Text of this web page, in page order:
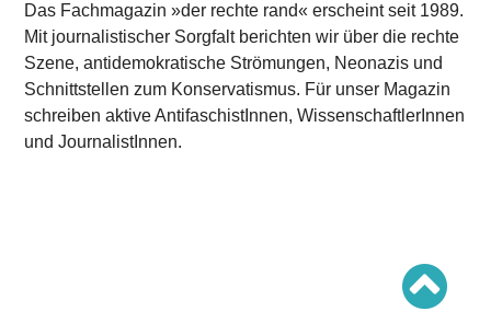
Ausgaben Übersicht
Ausgabe 221
Ausgabe 220
Ausgabe 219
Ausgabe 217
Ausgabe 216
Das Fachmagazin »der rechte rand« erscheint seit 1989.
Mit journalistischer Sorgfalt berichten wir über die rechte
Szene, antidemokratische Strömungen, Neonazis und
Schnittstellen zum Konservatismus. Für unser Magazin
schreiben aktive AntifaschistInnen, WissenschaftlerInnen
und JournalistInnen.